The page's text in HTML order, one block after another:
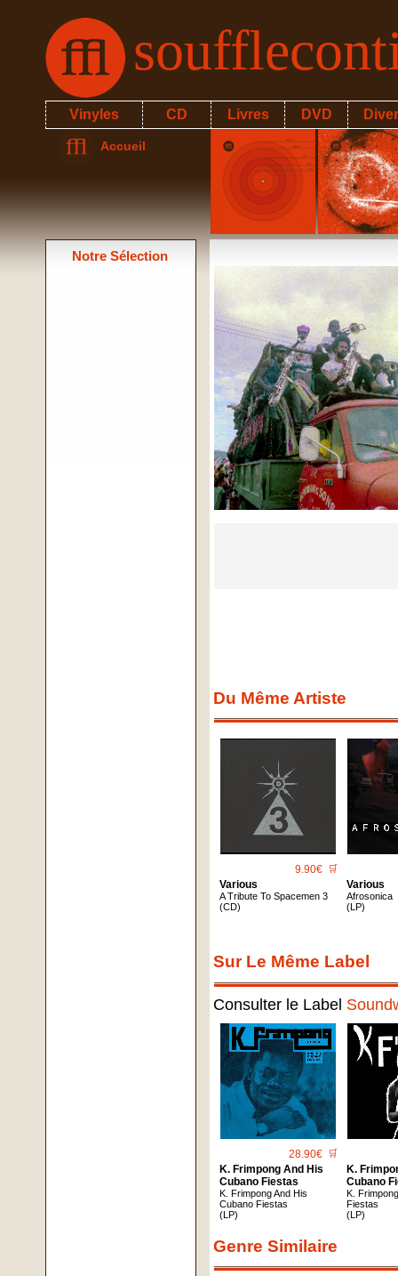
Vinyles CD Livres DVD
Accueil
Notre Sélection
Du Même Artiste
9.90€ 🛒
Various
A Tribute To Spacemen 3
(CD)
Various
Afrosonica
(LP)
Sur Le Même Label
Consulter le Label
28.90€ 🛒
K. Frimpong And His
Cubano Fiestas
K. Frimpong And His
Cubano Fiestas
(LP)
K.
Cubano
K.
Fiestas
(LP)
Genre Similaire